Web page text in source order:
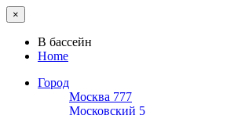
×
В бассейн
Home
Город
Москва 777
Московский 5